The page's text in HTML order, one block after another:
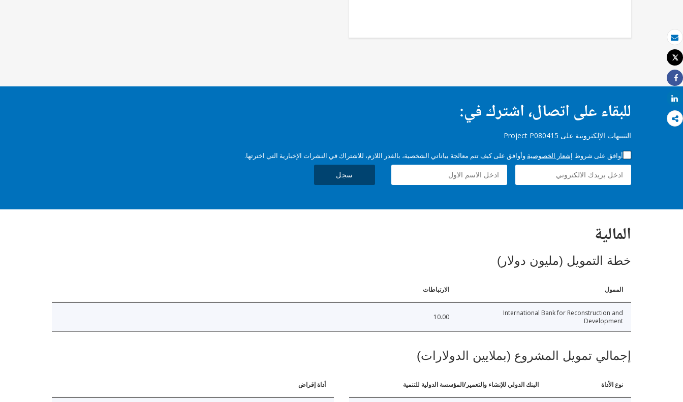
بريد الكتروني
طباعة
Tweet
Share
Share
للبقاء على اتصال، اشترك في:
التنبيهات الإلكترونية على Project P080415
أوافق على شروط إشعار الخصوصية وأوافق على كيف تتم معالجة بياناتي الشخصية، بالقدر اللازم، للاشتراك في النشرات الإخبارية التي اخترتها.
سجل
المالية
خطة التمويل (مليون دولار)
الممول الارتباطات
International Bank for Reconstruction and
Development
10.00
إجمالي تمويل المشروع (بملايين الدولارات)
نوع الأداة البنك الدولي للإنشاء والتعمير/المؤسسة الدولية للتنمية أداة إقراض